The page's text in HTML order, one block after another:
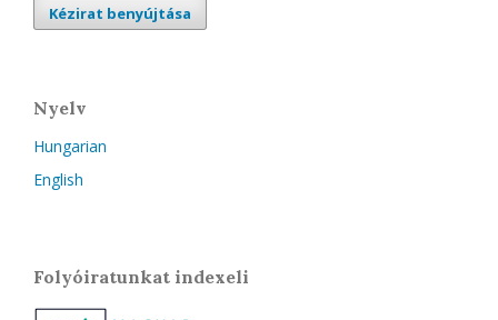
Kézirat benyújtása
Nyelv
Hungarian
English
Folyóiratunkat indexeli